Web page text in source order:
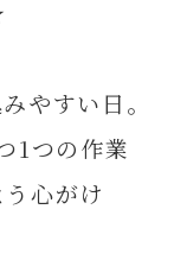
やすい日。
1つの作業
心がけ